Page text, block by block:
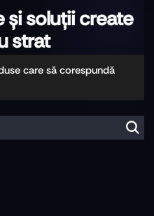
care să corespundă